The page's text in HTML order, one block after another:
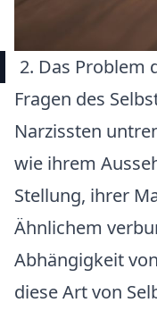
2. Das Problem
Fragen des
Narzissten
wie ihrem
Stellung, ihrer
Ähnlichem
Abhängigkeit
diese Art von